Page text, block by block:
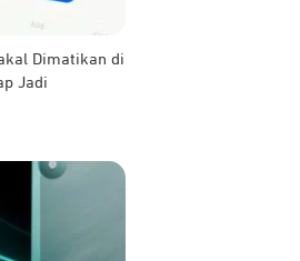
Dimatikan di
Jadi